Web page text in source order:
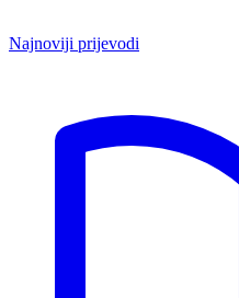
Najnoviji prijevodi